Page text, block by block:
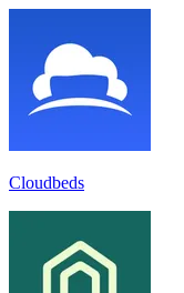
Cloudbeds